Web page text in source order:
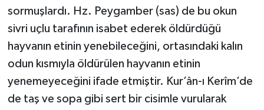
sormuşlardı. Hz. Peygamber (sas) de bu okun
sivri uçlu tarafının isabet ederek öldürdüğü
hayvanın etinin yenebileceğini, ortasındaki kalın
odun kısmıyla öldürülen hayvanın etinin
yenemeyeceğini ifade etmiştir. Kur’ân-ı Kerîm’de
de taş ve sopa gibi sert bir cisimle vurularak